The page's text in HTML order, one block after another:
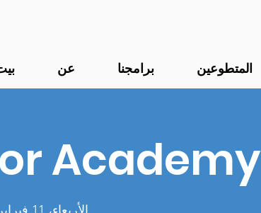
عن برامجنا المتطوعين
Academy